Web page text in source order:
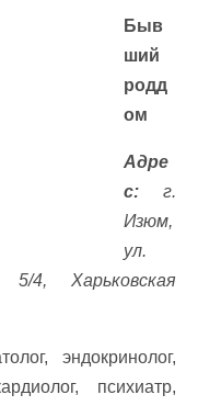
Быв
ший
родд
ом
Адре
с: г.
Изюм,
ул.
5/4, Харьковская
эндокринолог,
психиатр,